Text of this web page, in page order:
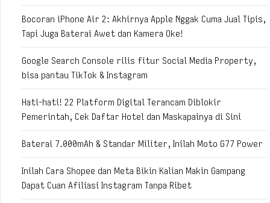
Bocoran iPhone Air 2: Akhirnya Apple Nggak Cuma Jual Tipis,
Tapi Juga Baterai Awet dan Kamera Oke!
Google Search Console rilis fitur Social Media Property,
bisa pantau TikTok & Instagram
Hati-hati! 22 Platform Digital Terancam Diblokir
Pemerintah, Cek Daftar Hotel dan Maskapainya di Sini
Baterai 7.000mAh & Standar Militer, Inilah Moto G77 Power
Inilah Cara Shopee dan Meta Bikin Kalian Makin Gampang
Dapat Cuan Afiliasi Instagram Tanpa Ribet